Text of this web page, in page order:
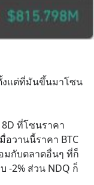
งแต่ที่มันขึ้นมาโซน
ที่โซนราคา
อวานนี้ราคา BTC
มกับตลาดอื่นๆ ที่ก็
-2% ส่วน NDQ ก็